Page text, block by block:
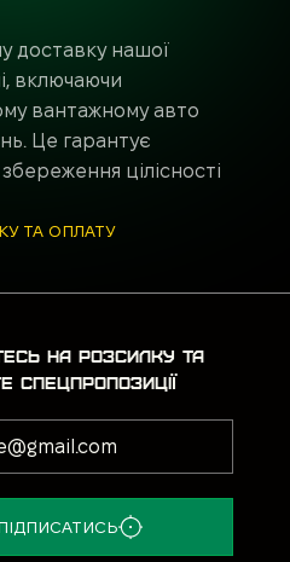
доставку нашої
включаючи
вантажному авто
Це гарантує
цілісності
ТА ОПЛАТУ
НА РОЗСИЛКУ ТА
СПЕЦПРОПОЗИЦІЇ